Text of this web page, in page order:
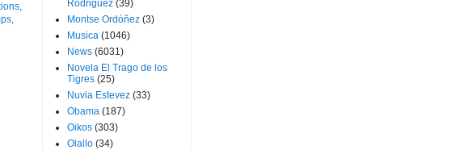
Rodriguez (39)
Montse Ordóñez (3)
Musica (1046)
News (6031)
Novela El Trago de los
Tigres (25)
Nuvia Estevez (33)
Obama (187)
Oikos (303)
Olallo (34)